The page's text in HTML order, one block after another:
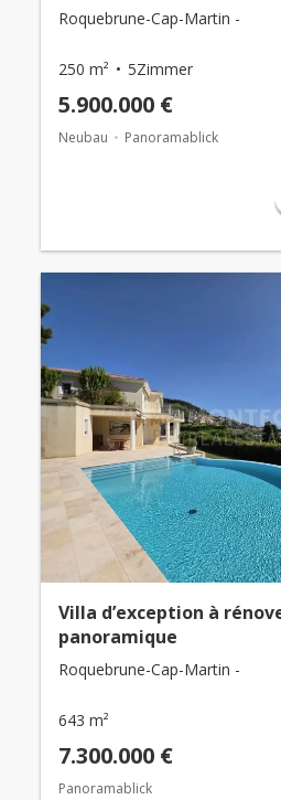
Roquebrune-Cap-Martin -
250 m² 5Zimmer
5.900.000 €
Neubau Panoramablick
Villa d’exception à
panoramique
Roquebrune-Cap-Martin -
643 m²
7.300.000 €
Panoramablick